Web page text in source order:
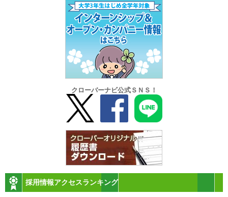
クローバーナビ公式ＳＮＳ！
採用情報アクセスランキング